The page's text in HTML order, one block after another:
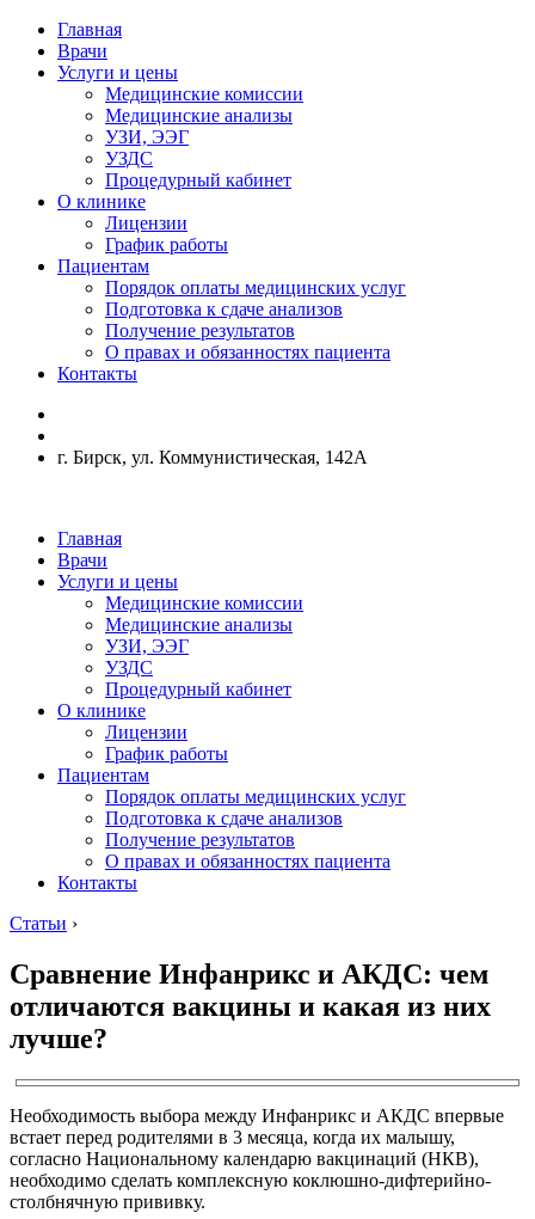
Главная
Врачи
Услуги и цены
Медицинские комиссии
Медицинские анализы
УЗИ, ЭЭГ
УЗДС
Процедурный кабинет
О клинике
Лицензии
График работы
Пациентам
Порядок оплаты медицинских услуг
Подготовка к сдаче анализов
Получение результатов
О правах и обязанностях пациента
Контакты
г. Бирск, ул. Коммунистическая, 142А
Главная
Врачи
Услуги и цены
Медицинские комиссии
Медицинские анализы
УЗИ, ЭЭГ
УЗДС
Процедурный кабинет
О клинике
Лицензии
График работы
Пациентам
Порядок оплаты медицинских услуг
Подготовка к сдаче анализов
Получение результатов
О правах и обязанностях пациента
Контакты
Статьи ›
Сравнение Инфанрикс и АКДС: чем
отличаются вакцины и какая из них
лучше?
Необходимость выбора между Инфанрикс и АКДС впервые
встает перед родителями в 3 месяца, когда их малышу,
согласно Национальному календарю вакцинаций (НКВ),
необходимо сделать комплексную коклюшно-дифтерийно-
столбнячную прививку.